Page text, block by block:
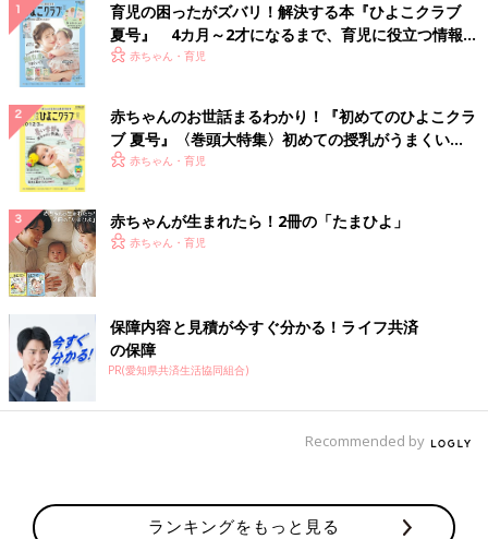
育児の困ったがズバリ！解決する本『ひよこクラブ
夏号』 4カ月～2才になるまで、育児に役立つ情報が
いっぱい！
赤ちゃん・育児
赤ちゃんのお世話まるわかり！『初めてのひよこクラ
ブ 夏号』〈巻頭大特集〉初めての授乳がうまくい
く！ おっぱい・ミルクの基本と夏のトラブル 解決テ
赤ちゃん・育児
赤ちゃんが生まれたら！2冊の「たまひよ」
赤ちゃん・育児
保障内容と見積が今すぐ分かる！ライフ共済
の保障
PR(愛知県共済生活協同組合)
Recommended by
ランキングをもっと見る